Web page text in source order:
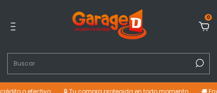
0
o efectivo 🔒 Tu compra protegida en todo momento 🚚